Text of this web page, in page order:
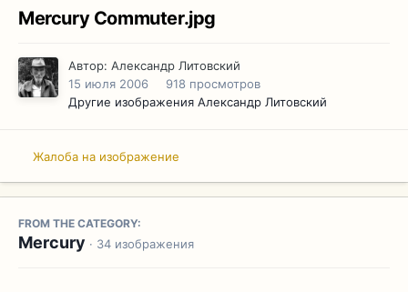
Mercury Commuter.jpg
Автор: Александр Литовский
15 июля 2006
918 просмотров
Другие изображения Александр Литовский
Жалоба на изображение
FROM THE CATEGORY:
Mercury · 34 изображения